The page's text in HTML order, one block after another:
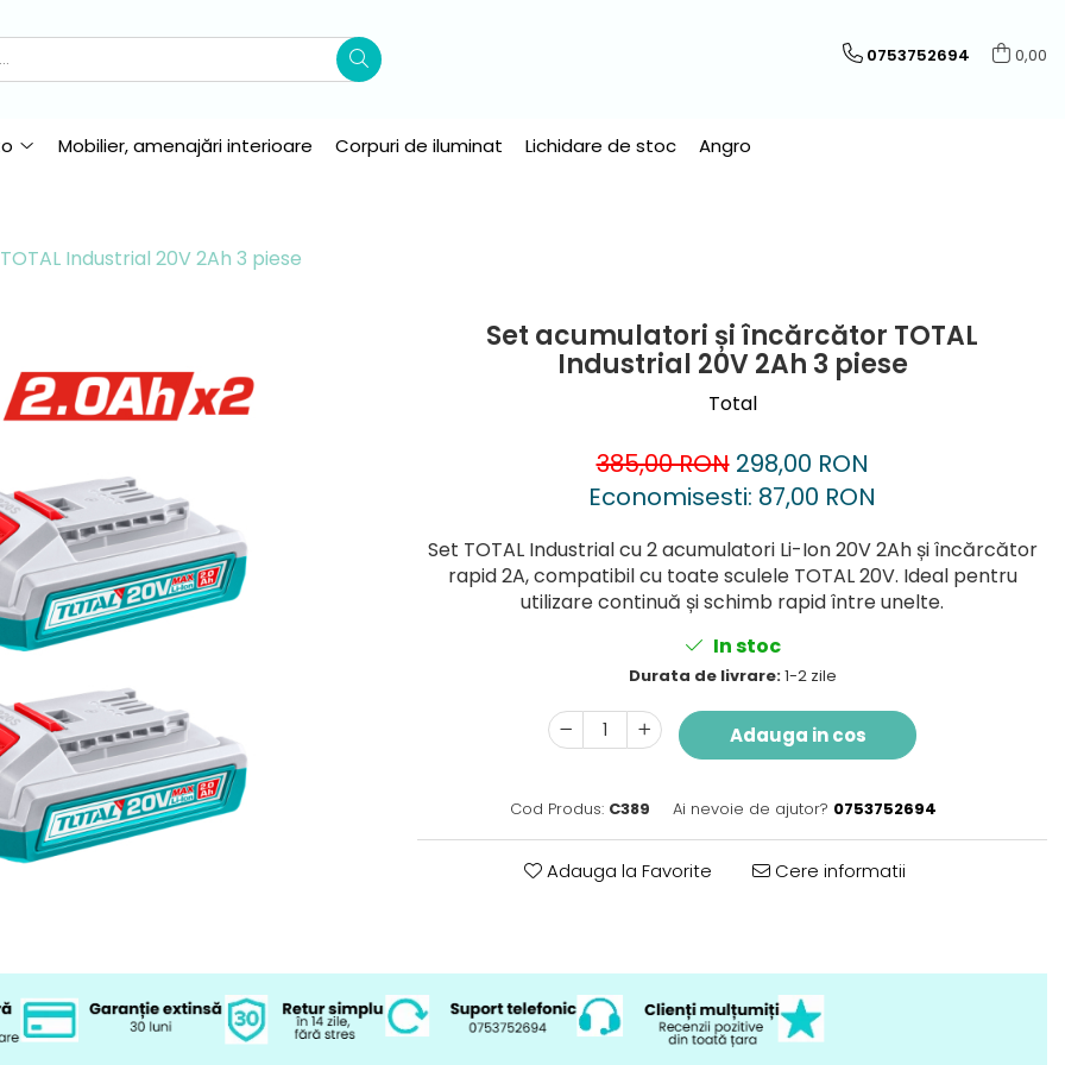
0753752694 0,00
Mobilier, amenajări interioare Corpuri de iluminat Lichidare de stoc Angro
Industrial 20V 2Ah 3 piese
Set acumulatori și încărcător TOTAL
Industrial 20V 2Ah 3 piese
Total
385,00 RON 298,00 RON
Economisesti: 87,00 RON
Set TOTAL Industrial cu 2 acumulatori Li-Ion 20V 2Ah și încărcător
rapid 2A, compatibil cu toate sculele TOTAL 20V. Ideal pentru
utilizare continuă și schimb rapid între unelte.
In stoc
Durata de livrare:1-2 zile
Adauga in cos
Cod Produs: C389 Ai nevoie de ajutor? 0753752694
Adauga la Favorite Cere informatii